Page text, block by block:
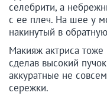
селебрити, а
с ее плеч. На шее у
накинутый в
Макияж актриса
сделав высокий
аккуратные не
сережки.